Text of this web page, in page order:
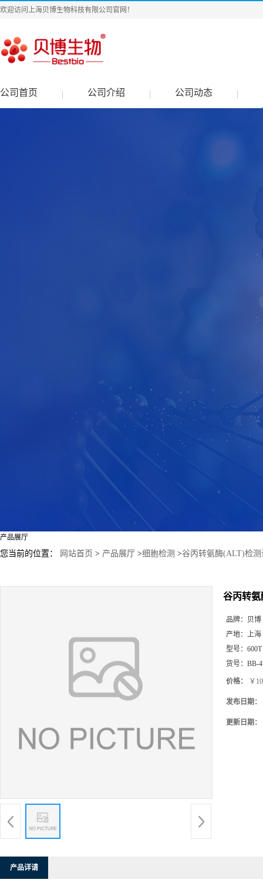
欢迎访问上海贝博生物科技有限公司官网！
公司首页 公司介绍 公司动态
产品展厅
您当前的位置： 网站首页 > 产品展厅 >细胞检测 >谷丙转氨酶(ALT)检
谷丙转
品牌： 贝博
产地： 上海
型号： 600T
货号： BB-
价格： ￥
发布日期：
更新日期：
产品详请